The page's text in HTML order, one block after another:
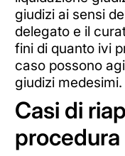
giudizi ai sensi
delegato e il
fini di quanto ivi
caso possono
giudizi medesimi.
Casi di